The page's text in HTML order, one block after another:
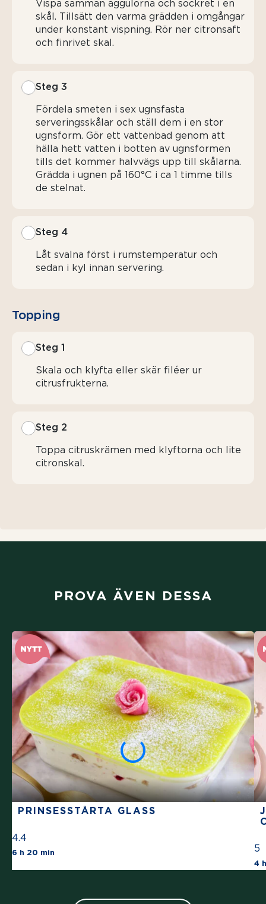
Vispa samman äggulorna och sockret i en
skål. Tillsätt den varma grädden i omgångar
under konstant vispning. Rör ner citronsaft
och finrivet skal.
Steg 3
Fördela smeten i sex ugnsfasta
serveringsskålar och ställ dem i en stor
ugnsform. Gör ett vattenbad genom att
hälla hett vatten i botten av ugnsformen
tills det kommer halvvägs upp till skålarna.
Grädda i ugnen på 160°C i ca 1 timme tills
de stelnat.
Steg 4
Låt svalna först i rumstemperatur och
sedan i kyl innan servering.
Topping
Steg 1
Skala och klyfta eller skär filéer ur
citrusfrukterna.
Steg 2
Toppa citruskrämen med klyftorna och lite
citronskal.
PROVA ÄVEN DESSA
PRINSESSTÅRTA GLASS
4.4
6 h 20 min The average star rating for this recipe is 4
5
4